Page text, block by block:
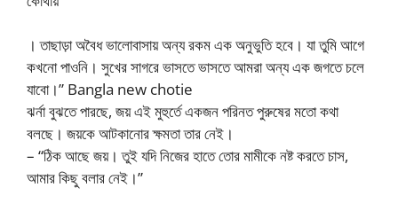
। তাছাড়া অবৈধ ভালোবাসায় অন্য রকম এক অনুভুতি হবে। যা তুমি আগে
কখনো পাওনি। সুখের সাগরে ভাসতে ভাসতে আমরা অন্য এক জগতে চলে
যাবো।” Bangla new chotie
ঝর্না বুঝতে পারছে, জয় এই মুহুর্তে একজন পরিনত পুরুষের মতো কথা
বলছে। জয়কে আটকানোর ক্ষমতা তার নেই।
– “ঠিক আছে জয়। তুই যদি নিজের হাতে তোর মামীকে নষ্ট করতে চাস,
আমার কিছু বলার নেই।”